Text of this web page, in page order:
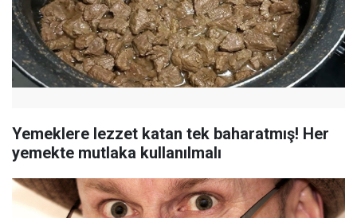
Yemeklere lezzet katan tek baharatmış! Her
yemekte mutlaka kullanılmalı